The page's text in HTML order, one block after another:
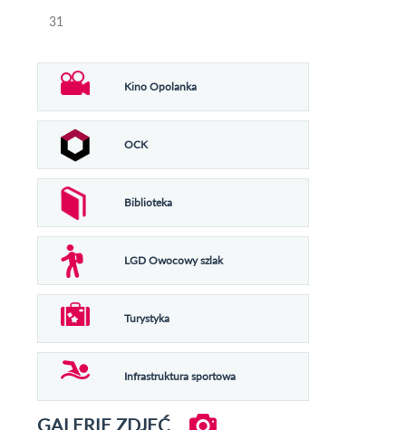
31
Kino Opolanka
OCK
Biblioteka
LGD Owocowy szlak
Turystyka
Infrastruktura sportowa
GALERIE ZDJĘĆ